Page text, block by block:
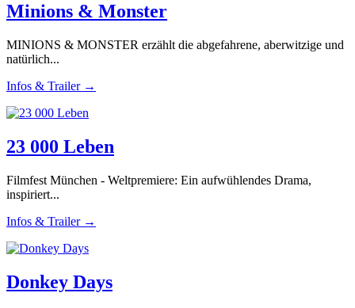
Minions & Monster
MINIONS & MONSTER erzählt die abgefahrene, aberwitzige und
natürlich...
Infos & Trailer →
23 000 Leben
Filmfest München - Weltpremiere: Ein aufwühlendes Drama,
inspiriert...
Infos & Trailer →
Donkey Days